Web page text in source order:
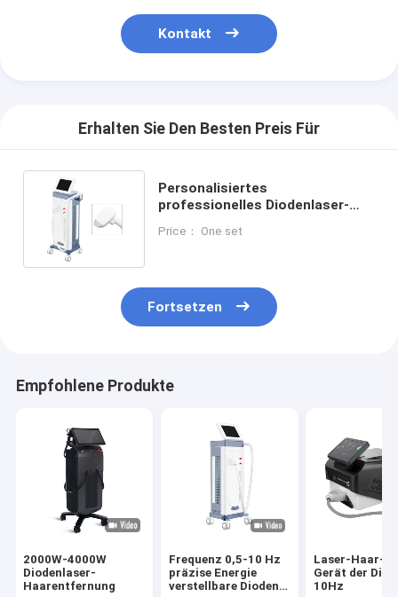
Kontakt
Erhalten Sie Den Besten Preis Für
Personalisiertes
professionelles Diodenlaser-
50J/cm2 IPL-Energie
Price： One set
Fortsetzen
Empfohlene Produkte
2000W-4000W
Diodenlaser-
Haarentfernung
Frequenz 0,5-10 Hz
präzise Energie
verstellbare Dioden
Laser-Haar-
Gerät der
10Hz